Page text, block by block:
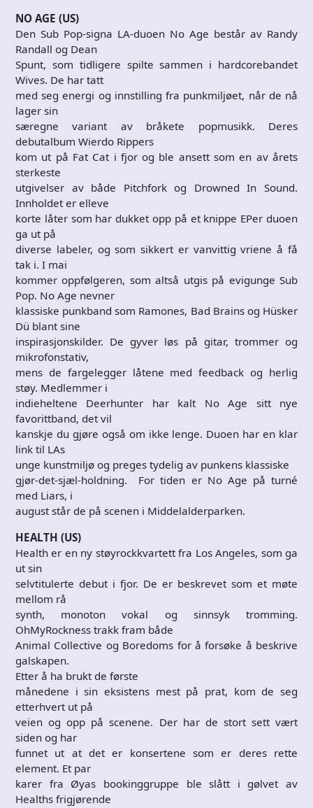
NO AGE (US)
Den Sub Pop-signa LA-duoen No Age består av Randy
Randall og Dean
Spunt, som tidligere spilte sammen i hardcorebandet
Wives. De har tatt
med seg energi og innstilling fra punkmiljøet, når de nå
lager sin
særegne variant av bråkete popmusikk. Deres
debutalbum Wierdo Rippers
kom ut på Fat Cat i fjor og ble ansett som en av årets
sterkeste
utgivelser av både Pitchfork og Drowned In Sound.
Innholdet er elleve
korte låter som har dukket opp på et knippe EPer duoen
ga ut på
diverse labeler, og som sikkert er vanvittig vriene å få
tak i. I mai
kommer oppfølgeren, som altså utgis på evigunge Sub
Pop. No Age nevner
klassiske punkband som Ramones, Bad Brains og Hüsker
Dü blant sine
inspirasjonskilder. De gyver løs på gitar, trommer og
mikrofonstativ,
mens de fargelegger låtene med feedback og herlig
støy. Medlemmer i
indieheltene Deerhunter har kalt No Age sitt nye
favorittband, det vil
kanskje du gjøre også om ikke lenge. Duoen har en klar
link til LAs
unge kunstmiljø og preges tydelig av punkens klassiske
gjør-det-sjæl-holdning. For tiden er No Age på turné
med Liars, i
august står de på scenen i Middelalderparken.
HEALTH (US)
Health er en ny støyrockkvartett fra Los Angeles, som ga
ut sin
selvtitulerte debut i fjor. De er beskrevet som et møte
mellom rå
synth, monoton vokal og sinnsyk tromming.
OhMyRockness trakk fram både
Animal Collective og Boredoms for å forsøke å beskrive
galskapen.
Etter å ha brukt de første
månedene i sin eksistens mest på prat, kom de seg
etterhvert ut på
veien og opp på scenene. Der har de stort sett vært
siden og har
funnet ut at det er konsertene som er deres rette
element. Et par
karer fra Øyas bookinggruppe ble slått i gølvet av
Healths frigjørende